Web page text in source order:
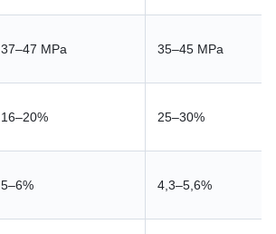
37–47 MPa 35–45 MPa
16–20% 25–30%
5–6% 4,3–5,6%